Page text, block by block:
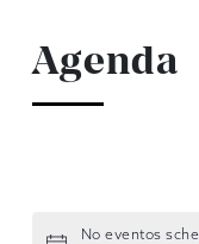
Agenda
No eventos